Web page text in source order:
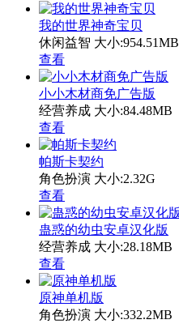
我的世界神奇宝贝
休闲益智 大小:954.51MB
查看
小小木材商免广告版
经营养成 大小:84.48MB
查看
帕斯卡契约
角色扮演 大小:2.32G
查看
蛊惑的幼虫安卓汉化版
经营养成 大小:28.18MB
查看
原神单机版
角色扮演 大小:332.2MB